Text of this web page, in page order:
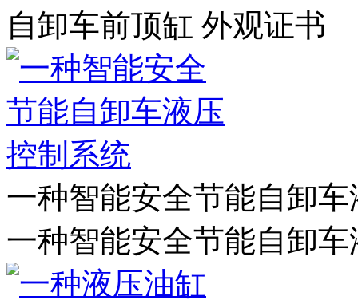
自卸车前顶缸 外观证书
一种智能安全节能自卸
一种智能安全节能自卸